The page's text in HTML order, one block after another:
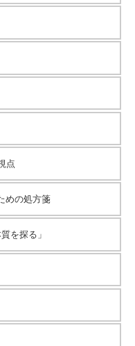
点
めの処方箋
を探る」